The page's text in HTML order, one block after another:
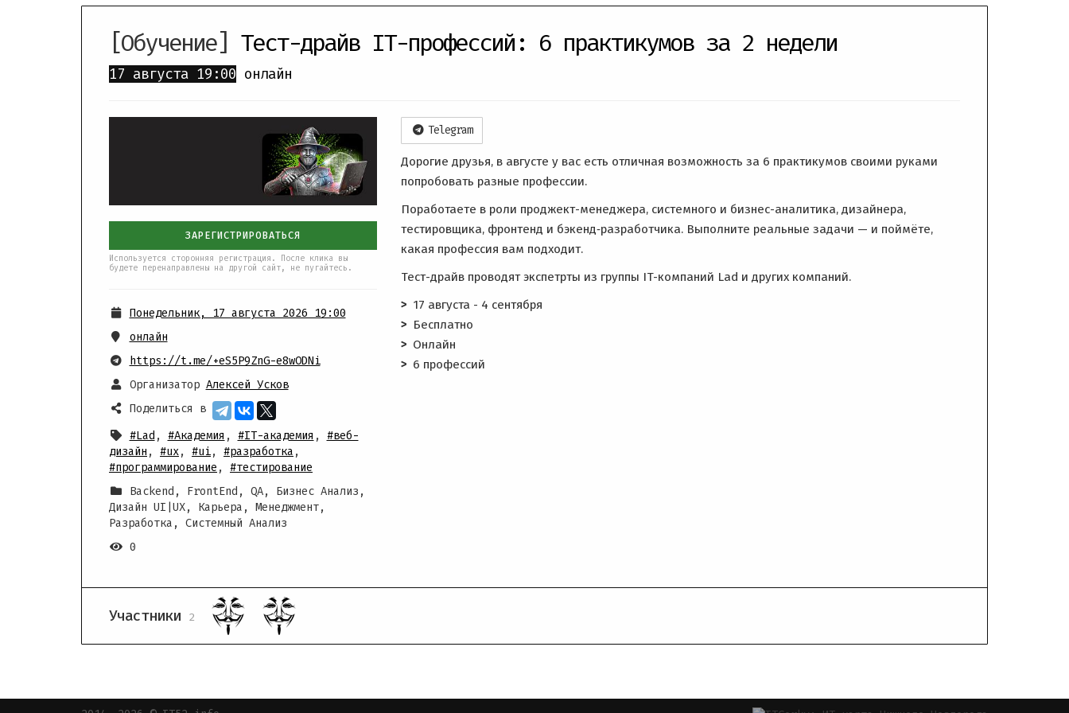
[Обучение] Тест-драйв IT-профессий: 6 практикумов за 2 недели
17 августа 19:00 онлайн
ЗАРЕГИСТРИРОВАТЬСЯ
Используется сторонняя регистрация. После клика вы
будете перенаправлены на другой сайт, не пугайтесь.
Понедельник, 17 августа 2026 19:00
онлайн
https://t.me/+eS5P9ZnG-e8wODNi
Организатор Алексей Усков
Поделиться в
#Lad , #Академия , #IT-академия , #веб-
дизайн , #ux, #ui, #разработка ,
#программирование , #тестирование
Backend, FrontEnd, QA, Бизнес Анализ,
Дизайн UI|UX, Карьера, Менеджмент,
Разработка, Системный Анализ
0
Telegram
Дорогие друзья, в августе у вас есть отличная возможность за 6 практикумов своими руками
попробовать разные профессии.
Поработаете в роли проджект-менеджера, системного и бизнес-аналитика, дизайнера,
тестировщика, фронтенд и бэкенд‑разработчика. Выполните реальные задачи — и поймёте,
какая профессия вам подходит.
Тест-драйв проводят экспетрты из группы IT-компаний Lad и других компаний.
17 августа - 4 сентября
Бесплатно
Онлайн
6 профессий
Участники 2